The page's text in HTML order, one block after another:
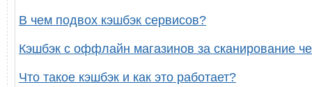
В чем подвох кэшбэк сервисов?
Кэшбэк с оффлайн магазинов за сканирование
Что такое кэшбэк и как это работает?